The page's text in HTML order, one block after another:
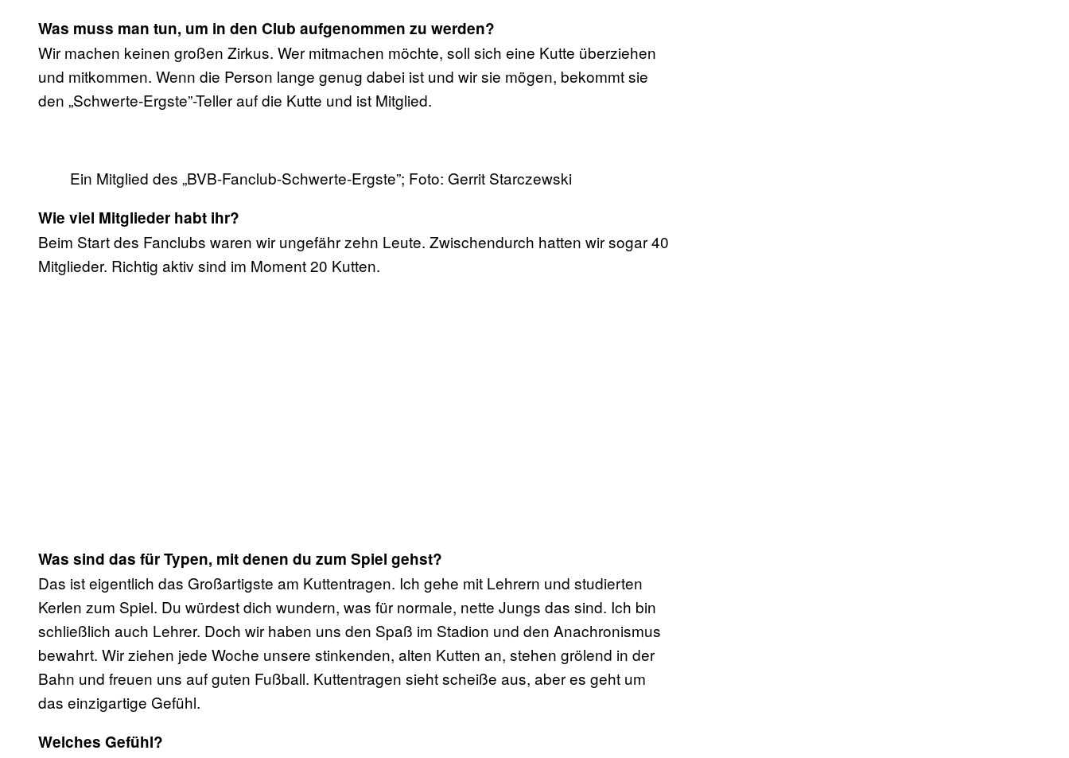
Was muss man tun, um in den Club aufgenommen zu werden?
Wir machen keinen großen Zirkus. Wer mitmachen möchte, soll sich eine Kutte überziehen
und mitkommen. Wenn die Person lange genug dabei ist und wir sie mögen, bekommt sie
den „Schwerte-Ergste”-Teller auf die Kutte und ist Mitglied.
Ein Mitglied des „BVB-Fanclub-Schwerte-Ergste”; Foto: Gerrit Starczewski
Wie viel Mitglieder habt ihr?
Beim Start des Fanclubs waren wir ungefähr zehn Leute. Zwischendurch hatten wir sogar 40
Mitglieder. Richtig aktiv sind im Moment 20 Kutten.
Was sind das für Typen, mit denen du zum Spiel gehst?
Das ist eigentlich das Großartigste am Kuttentragen. Ich gehe mit Lehrern und studierten
Kerlen zum Spiel. Du würdest dich wundern, was für normale, nette Jungs das sind. Ich bin
schließlich auch Lehrer. Doch wir haben uns den Spaß im Stadion und den Anachronismus
bewahrt. Wir ziehen jede Woche unsere stinkenden, alten Kutten an, stehen grölend in der
Bahn und freuen uns auf guten Fußball. Kuttentragen sieht scheiße aus, aber es geht um
das einzigartige Gefühl.
Welches Gefühl?